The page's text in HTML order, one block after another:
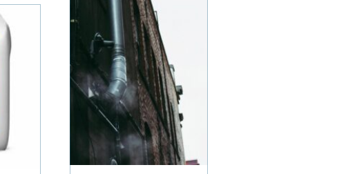
tidsåtgång och
slutresultat. Härkommer
Sprutspackel insom ett
mo...